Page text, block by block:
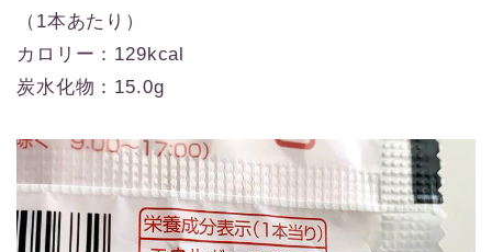
（1本あたり）
カロリー：129kcal
炭水化物：15.0g